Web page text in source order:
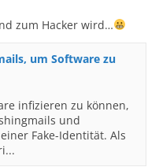
zum Hacker wird…
um Software zu
infizieren zu können,
und
Fake-Identität. Als